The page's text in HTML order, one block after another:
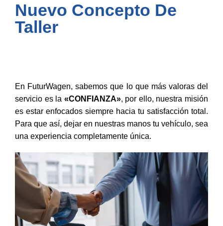
Nuevo Concepto De
Taller
En FuturWagen, sabemos que lo que más valoras del
servicio es la «CONFIANZA», por ello, nuestra misión
es estar enfocados siempre hacia tu satisfacción total.
Para que así, dejar en nuestras manos tu vehículo, sea
una experiencia completamente única.